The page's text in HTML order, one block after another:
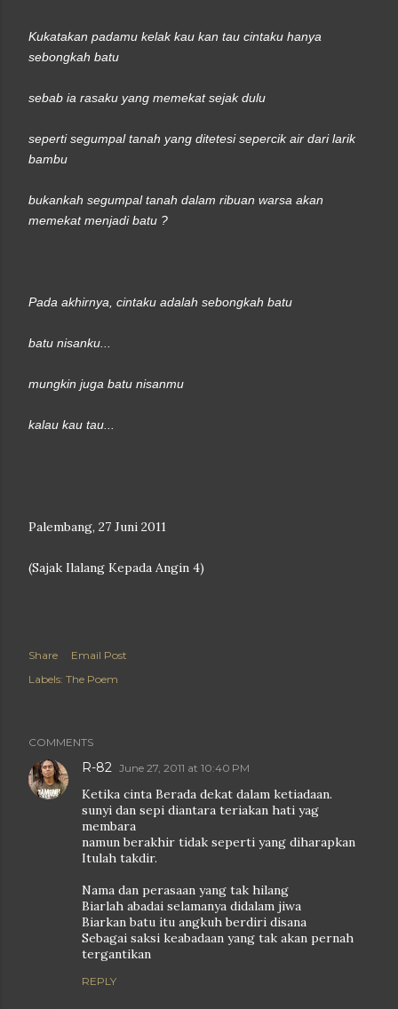
Kukatakan padamu kelak kau kan tau cintaku hanya
sebongkah batu
sebab ia rasaku yang memekat sejak dulu
seperti segumpal tanah yang ditetesi sepercik air dari larik
bambu
bukankah segumpal tanah dalam ribuan warsa akan
memekat menjadi batu ?
Pada akhirnya, cintaku adalah sebongkah batu
batu nisanku...
mungkin juga batu nisanmu
kalau kau tau...
Palembang, 27 Juni 2011
(Sajak Ilalang Kepada Angin 4)
Share
Email Post
Labels: The Poem
COMMENTS
R-82 June 27, 2011 at 10:40 PM
Ketika cinta Berada dekat dalam ketiadaan.
sunyi dan sepi diantara teriakan hati yag
membara
namun berakhir tidak seperti yang diharapkan
Itulah takdir.
Nama dan perasaan yang tak hilang
Biarlah abadai selamanya didalam jiwa
Biarkan batu itu angkuh berdiri disana
Sebagai saksi keabadaan yang tak akan pernah
tergantikan
REPLY